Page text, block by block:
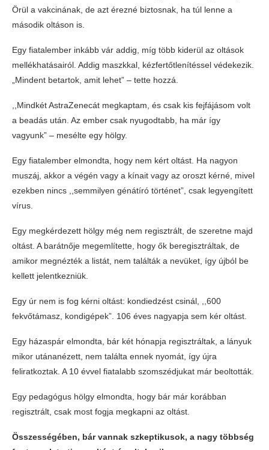
Örül a vakcinának, de azt érezné biztosnak, ha túl lenne a
második oltáson is.
Egy fiatalember inkább vár addig, míg több kiderül az oltások
mellékhatásairól. Addig maszkkal, kézfertőtlenítéssel védekezik.
„Mindent betartok, amit lehet” – tette hozzá.
,,Mindkét AstraZenecát megkaptam, és csak kis fejfájásom volt
a beadás után. Az ember csak nyugodtabb, ha már így
vagyunk” – mesélte egy hölgy.
Egy fiatalember elmondta, hogy nem kért oltást. Ha nagyon
muszáj, akkor a végén vagy a kínait vagy az oroszt kérné, mivel
ezekben nincs ,,semmilyen génátíró történet”, csak legyengített
vírus.
Egy megkérdezett hölgy még nem regisztrált, de szeretne majd
oltást. A barátnője megemlítette, hogy ők beregisztráltak, de
amikor megnézték a listát, nem találták a nevüket, így újból be
kellett jelentkezniük.
Egy úr nem is fog kérni oltást: kondiedzést csinál, ,,600
fekvőtámasz, kondigépek”. 106 éves nagyapja sem kér oltást.
Egy házaspár elmondta, bár két hónapja regisztráltak, a lányuk
mikor utánanézett, nem találta ennek nyomát, így újra
feliratkoztak. A 10 évvel fiatalabb szomszédjukat már beoltották.
Egy pedagógus hölgy elmondta, hogy bár már korábban
regisztrált, csak most fogja megkapni az oltást.
Összességében, bár vannak szkeptikusok, a nagy többség